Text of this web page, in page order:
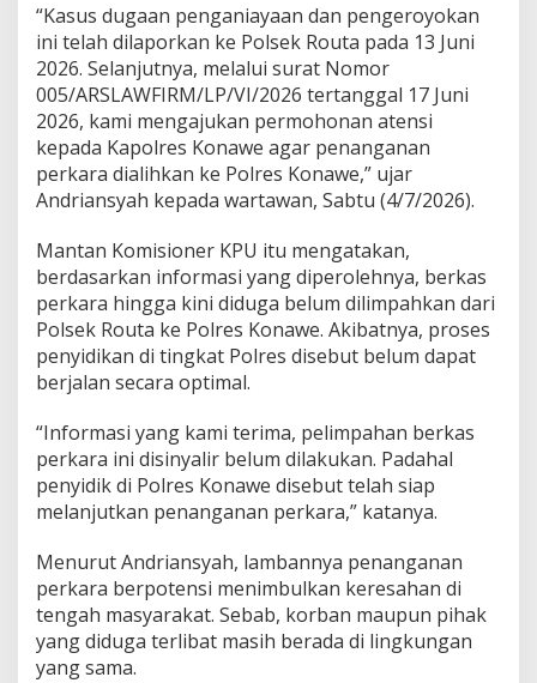
e
n
g
e
r
o
y
o
k
a
d
i
R
o
u
t
a
“Kasus dugaan penganiayaan dan pengeroyokan
ini telah dilaporkan ke Polsek Routa pada 13 Juni
2026. Selanjutnya, melalui surat Nomor
005/ARSLAWFIRM/LP/VI/2026 tertanggal 17 Juni
2026, kami mengajukan permohonan atensi
kepada Kapolres Konawe agar penanganan
perkara dialihkan ke Polres Konawe,” ujar
Andriansyah kepada wartawan, Sabtu (4/7/2026).
Mantan Komisioner KPU itu mengatakan,
berdasarkan informasi yang diperolehnya, berkas
perkara hingga kini diduga belum dilimpahkan dari
Polsek Routa ke Polres Konawe. Akibatnya, proses
penyidikan di tingkat Polres disebut belum dapat
berjalan secara optimal.
“Informasi yang kami terima, pelimpahan berkas
perkara ini disinyalir belum dilakukan. Padahal
penyidik di Polres Konawe disebut telah siap
melanjutkan penanganan perkara,” katanya.
Menurut Andriansyah, lambannya penanganan
perkara berpotensi menimbulkan keresahan di
tengah masyarakat. Sebab, korban maupun pihak
yang diduga terlibat masih berada di lingkungan
yang sama.